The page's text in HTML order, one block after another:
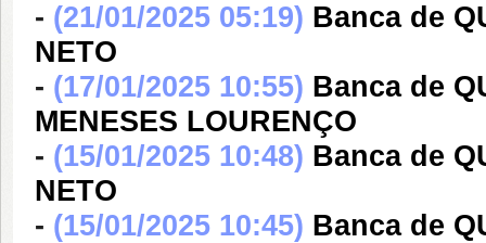
- (21/01/2025 05:19) Banca de
NETO
- (17/01/2025 10:55) Banca de
MENESES LOURENÇO
- (15/01/2025 10:48) Banca de
NETO
- (15/01/2025 10:45) Banca de